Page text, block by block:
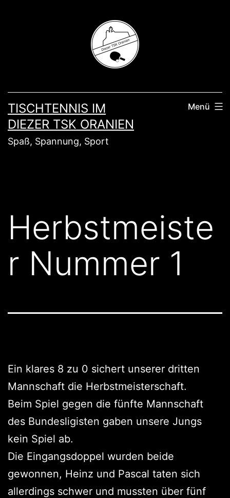
TISCHTENNIS IM
DIEZER TSK ORANIEN
Spaß, Spannung, Sport
Menü
Herbstmeiste
r Nummer 1
Ein klares 8 zu 0 sichert unserer dritten
Mannschaft die Herbstmeisterschaft.
Beim Spiel gegen die fünfte Mannschaft
des Bundesligisten gaben unsere Jungs
kein Spiel ab.
Die Eingangsdoppel wurden beide
gewonnen, Heinz und Pascal taten sich
allerdings schwer und mussten über fünf